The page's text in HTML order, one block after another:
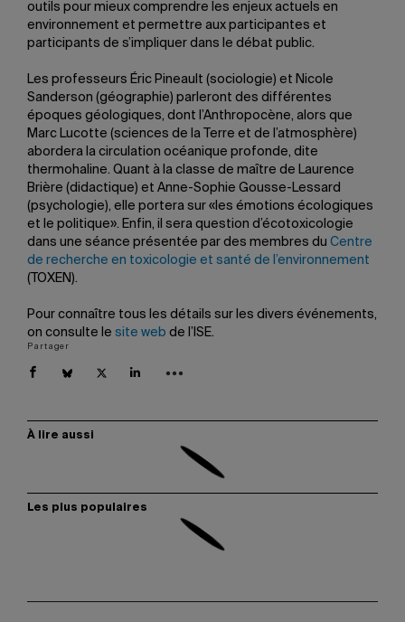
outils pour mieux comprendre les enjeux actuels en
environnement et permettre aux participantes et
participants de s’impliquer dans le débat public.
Les professeurs Éric Pineault (sociologie) et Nicole
Sanderson (géographie) parleront des différentes
époques géologiques, dont l’Anthropocène, alors que
Marc Lucotte (sciences de la Terre et de l’atmosphère)
abordera la circulation océanique profonde, dite
thermohaline. Quant à la classe de maître de Laurence
Brière (didactique) et Anne-Sophie Gousse-Lessard
(psychologie), elle portera sur «les émotions écologiques
et le politique». Enfin, il sera question d’écotoxicologie
dans une séance présentée par des membres du Centre
de recherche en toxicologie et santé de l’environnement
(TOXEN).
Pour connaître tous les détails sur les divers événements,
on consulte le site web de l’ISE.
Partager
À lire aussi
Les plus populaires